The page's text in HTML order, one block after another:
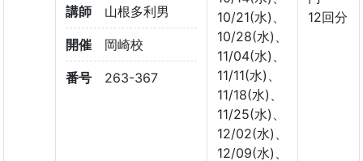
講師 山根多利男
開催 岡崎校
番号 263-367
10/21(水)、
10/28(水)、
11/04(水)、
11/11(水)、
11/18(水)、
11/25(水)、
12/02(水)、
12/09(水)、
12回分